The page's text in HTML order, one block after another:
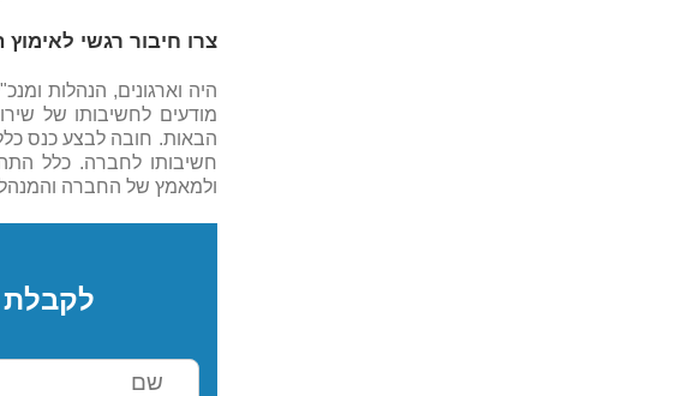
צרו חיבור רגשי
היה וארגונים, הנהלות
מודעים לחשיבותו של
הבאות. חובה לבצע כנס
חשיבותו לחברה. כלל
ולמאמץ של החברה
לקבלת